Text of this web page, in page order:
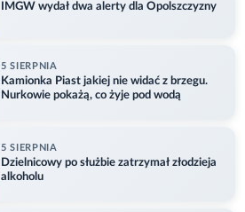
IMGW wydał dwa alerty dla Opolszczyzny
5 SIERPNIA
Kamionka Piast jakiej nie widać z brzegu.
Nurkowie pokażą, co żyje pod wodą
5 SIERPNIA
Dzielnicowy po służbie zatrzymał złodzieja
alkoholu